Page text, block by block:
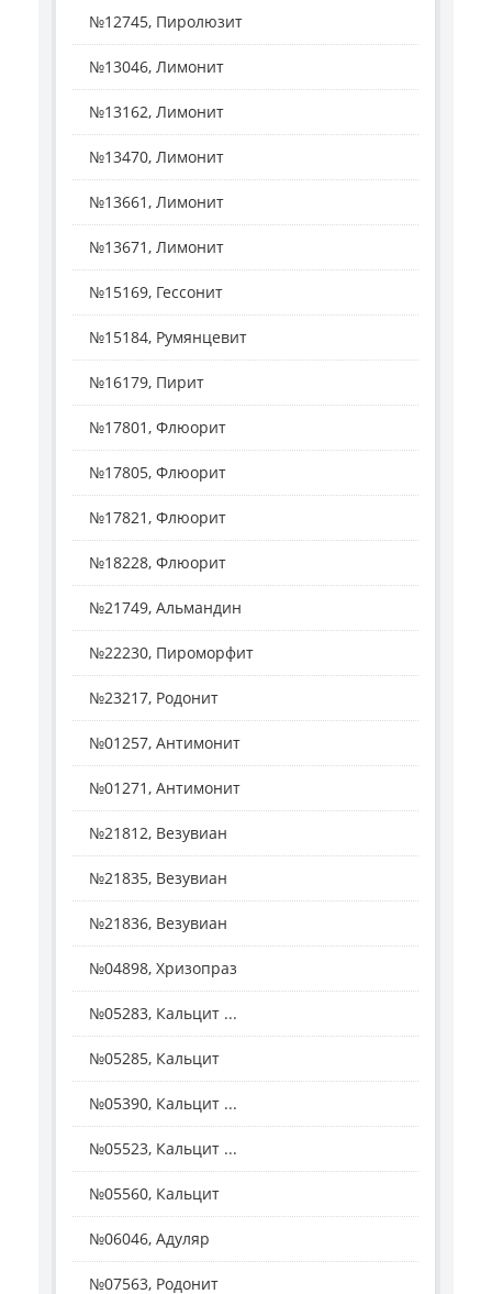
№12745, Пиролюзит
№13046, Лимонит
№13162, Лимонит
№13470, Лимонит
№13661, Лимонит
№13671, Лимонит
№15169, Гессонит
№15184, Румянцевит
№16179, Пирит
№17801, Флюорит
№17805, Флюорит
№17821, Флюорит
№18228, Флюорит
№21749, Альмандин
№22230, Пироморфит
№23217, Родонит
№01257, Антимонит
№01271, Антимонит
№21812, Везувиан
№21835, Везувиан
№21836, Везувиан
№04898, Хризопраз
№05283, Кальцит ...
№05285, Кальцит
№05390, Кальцит ...
№05523, Кальцит ...
№05560, Кальцит
№06046, Адуляр
№07563, Родонит